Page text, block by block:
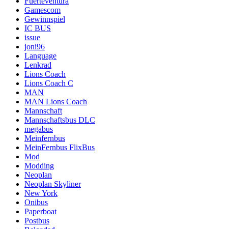
Gamescom
Gewinnspiel
IC BUS
issue
joni96
Language
Lenkrad
Lions Coach
Lions Coach C
MAN
MAN Lions Coach
Mannschaft
Mannschaftsbus DLC
megabus
Meinfernbus
MeinFernbus FlixBus
Mod
Modding
Neoplan
Neoplan Skyliner
New York
Onibus
Paperboat
Postbus